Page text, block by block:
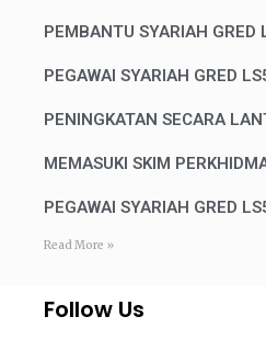
PEMBANTU SYARIAH GRED
PEGAWAI SYARIAH GRED
PENINGKATAN SECARA
MEMASUKI SKIM
PEGAWAI SYARIAH GRED
Read More »
Follow Us